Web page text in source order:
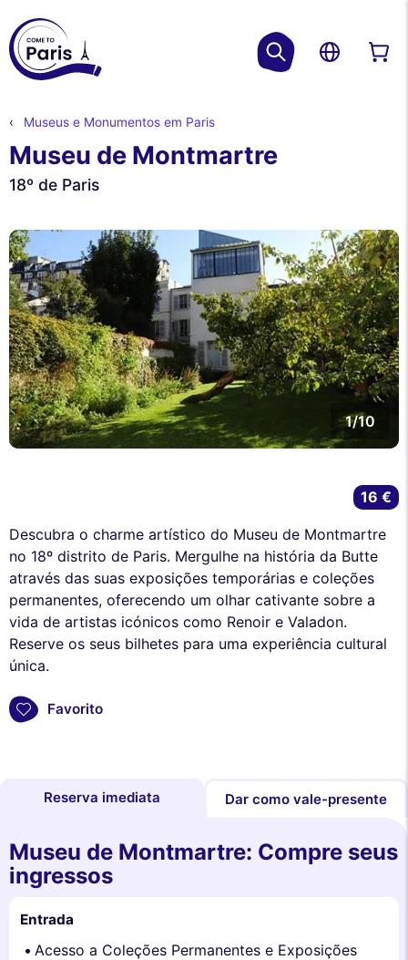
Museus e Monumentos em Paris
Museu de Montmartre
18º de Paris
1/10
Descubra o charme artístico do Museu de Montmartre
no 18º distrito de Paris. Mergulhe na história da Butte
através das suas exposições temporárias e coleções
permanentes, oferecendo um olhar cativante sobre a
vida de artistas icónicos como Renoir e Valadon.
Reserve os seus bilhetes para uma experiência cultural
única.
Favorito
16 €
Reserva imediata Dar como vale-presente
Museu de Montmartre: Compre seus
ingressos
Entrada
Acesso a Coleções Permanentes e Exposições